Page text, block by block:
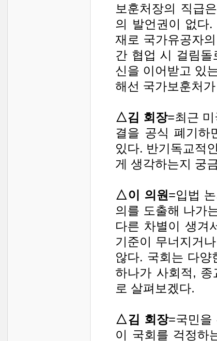
보훈처장의 직급
의 발언권이 없다
재로 국가유공자
간 협업 시 걸림
신을 이어받고 있
해선 국가보훈처
△김 회장=최근
결을 공식 폐기하
있다. 반기독교적
게 생각하는지 궁
△이 의원=입법
의를 도출해 나가
다른 차별이 생겨
기준이 무너지거
않다. 국회는 다
하나가 사회적,
로 살펴보겠다.
△김 회장=국민을
이 국회를 걱정하